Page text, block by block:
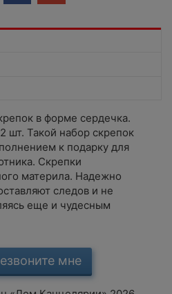
в форме сердечка.
шт. Такой набор скрепок
к подарку для
Скрепки
материла. Надежно
следов и не
еще и чудесным
мне